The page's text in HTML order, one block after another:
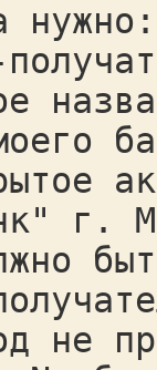
нужно:
г.
не